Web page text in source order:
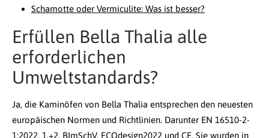
Schamotte oder Vermiculite: Was ist besser?
Erfüllen Bella Thalia alle
erforderlichen
Umweltstandards?
Ja, die Kaminöfen von Bella Thalia entsprechen den neuesten
europäischen Normen und Richtlinien. Darunter EN 16510-2-
1:2022, 1.+2. BImSchV, ECOdesign2022 und CE. Sie wurden in